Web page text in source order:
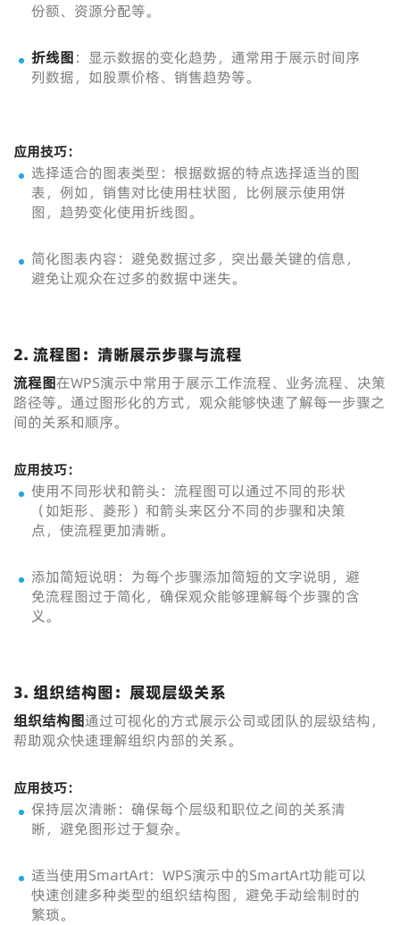
份额、资源分配等。
折线图：显示数据的变化趋势，通常用于展示时间序
列数据，如股票价格、销售趋势等。
应用技巧：
选择适合的图表类型：根据数据的特点选择适当的图
表，例如，销售对比使用柱状图，比例展示使用饼
图，趋势变化使用折线图。
简化图表内容：避免数据过多，突出最关键的信息，
避免让观众在过多的数据中迷失。
2. 流程图：清晰展示步骤与流程
流程图在WPS演示中常用于展示工作流程、业务流程、决策
路径等。通过图形化的方式，观众能够快速了解每一步骤之
间的关系和顺序。
应用技巧：
使用不同形状和箭头：流程图可以通过不同的形状
（如矩形、菱形）和箭头来区分不同的步骤和决策
点，使流程更加清晰。
添加简短说明：为每个步骤添加简短的文字说明，避
免流程图过于简化，确保观众能够理解每个步骤的含
义。
3. 组织结构图：展现层级关系
组织结构图通过可视化的方式展示公司或团队的层级结构，
帮助观众快速理解组织内部的关系。
应用技巧：
保持层次清晰：确保每个层级和职位之间的关系清
晰，避免图形过于复杂。
适当使用SmartArt：WPS演示中的SmartArt功能可以
快速创建多种类型的组织结构图，避免手动绘制时的
繁琐。